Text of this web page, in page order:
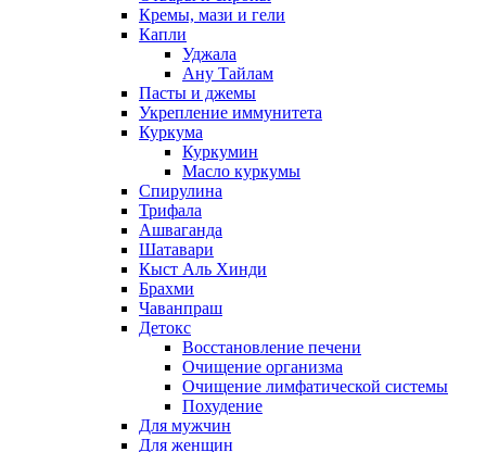
Кремы, мази и гели
Капли
Уджала
Ану Тайлам
Пасты и джемы
Укрепление иммунитета
Куркума
Куркумин
Масло куркумы
Спирулина
Трифала
Ашваганда
Шатавари
Кыст Аль Хинди
Брахми
Чаванпраш
Детокс
Восстановление печени
Очищение организма
Очищение лимфатической системы
Похудение
Для мужчин
Для женщин